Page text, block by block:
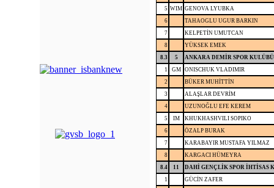
5 WIM GENOVA LYUBKA
6
TAHAOGLU UGUR BARKIN
7
KELPETİN UMUTCAN
8
YÜKSEK EMEK
8.3
5
ANKARA DEMİR SPOR KULÜBÜ
1
GM
ONISCHUK VLADIMIR
2
BÜKER MUHİTTİN
3
ALAŞLAR DEVRİM
4
UZUNOĞLU EFE KEREM
5
IM
KHUKHASHVILI SOPIKO
6
ÖZALP BURAK
7
KARABAYIR MUSTAFA YILMAZ
8
KARGACI HÜMEYRA
8.4
11
DAHİ GENÇLİK SPOR İHTİSAS
1
GÜCİN ZAFER